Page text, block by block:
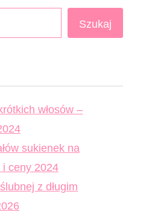
Szukaj
włosów –
sukienek na
i ceny 2024
z długim